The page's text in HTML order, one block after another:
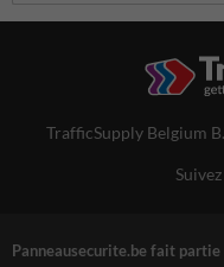
TrafficSupply Belgium
Panneausecurite.be fait